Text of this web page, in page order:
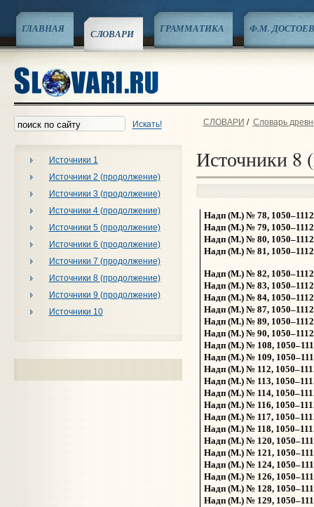
ГЛАВНАЯ СЛОВАРИ ГРАММАТИКА Ф.М.
Искать!
Источники 1
Источники 2 (продолжение)
Источники 3 (продолжение)
Источники 4 (продолжение)
Источники 5 (продолжение)
Источники 6 (продолжение)
Источники 7 (продолжение)
Источники 8 (продолжение)
Источники 9 (продолжение)
Источники 10
СЛОВАРИ / Словарь
Источники 8
Надп (М.) № 78, 1050–1112
Надп (М.) № 79, 1050–1112
Надп (М.) № 80, 1050–1112
Надп (М.) № 81, 1050–1112
Надп (М.) № 82, 1050–1112
Надп (М.) № 83, 1050–1112
Надп (М.) № 84, 1050–1112
Надп (М.) № 87, 1050–1112
Надп (М.) № 89, 1050–1112
Надп (М.) № 90, 1050–1112
Надп (М.) № 108,
Надп (М.) № 109,
Надп (М.) № 112,
Надп (М.) № 113,
Надп (М.) № 114,
Надп (М.) № 116,
Надп (М.) № 117,
Надп (М.) № 118,
Надп (М.) № 120,
Надп (М.) № 121,
Надп (М.) № 124,
Надп (М.) № 126,
Надп (М.) № 128,
Надп (М.) № 129,